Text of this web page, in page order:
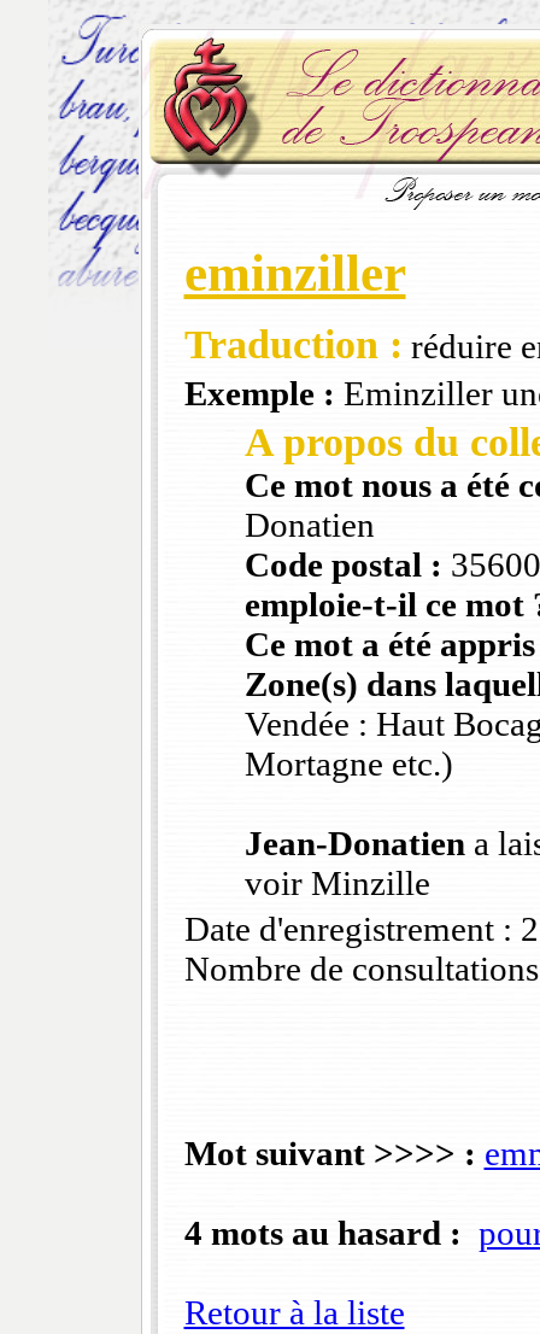
eminziller
Traduction : réduire
Exemple : Eminziller
A propos du
Ce mot nous a été
Donatien
Code postal :
emploie-t-il ce mot
Ce mot a été
Zone(s) dans
Vendée : Haut
Mortagne etc.)
Jean-Donatien a
voir Minzille
Date d'enregistrement :
Nombre de
Mot suivant >>>> :
4 mots au hasard :
Retour à la liste